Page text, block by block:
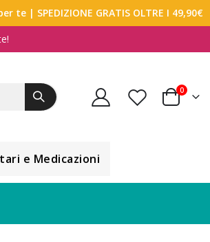
te | SPEDIZIONE GRATIS OLTRE I 49,90€
Carrello
0
e Medicazioni